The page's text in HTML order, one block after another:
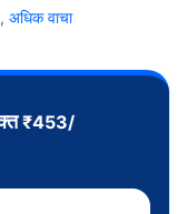
अधिक वाचा
₹453/